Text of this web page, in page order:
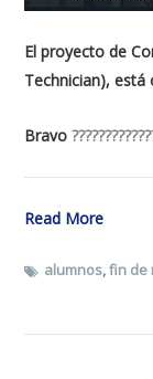
El proyecto de
Technician),
Bravo
Read More
alumnos,fin de